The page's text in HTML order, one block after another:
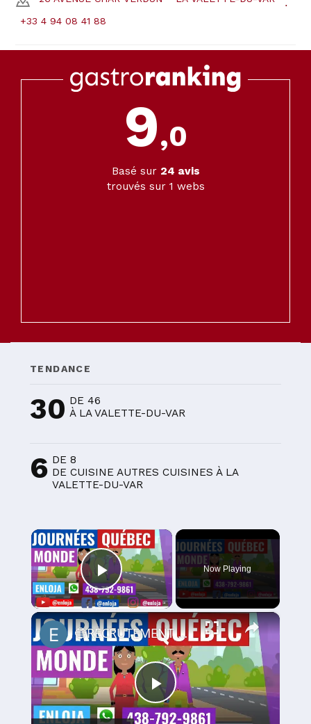
+33 4 94 08 41 88
9,0
Basé sur 24 avis
trouvés sur 1 webs
TENDANCE
30 DE 46
À LA VALETTE-DU-VAR
6 DE 8
DE CUISINE AUTRES CUISINES À LA
VALETTE-DU-VAR
×
Play Video
Now Playing
×
Play
🔵RECRUTEMENT AU CANADA 🇨🇦 GRACE AUX JOURNÉES QUÉBEC MONDE AVRIL 2021.